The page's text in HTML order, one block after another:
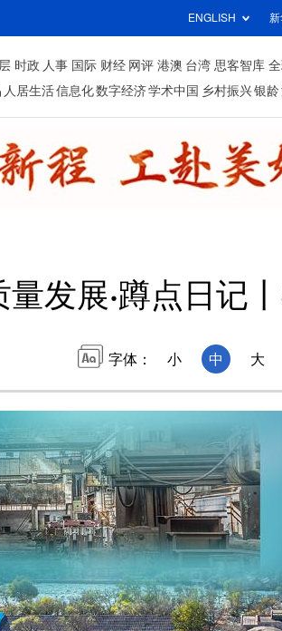
ENGLISH 新
时政 人事 国际 财经 网评 港澳 台湾 思客智库
人居生活信息化数字经济学术中国 乡村振兴银龄
量发展·蹲点日记
字体： 小 中 大